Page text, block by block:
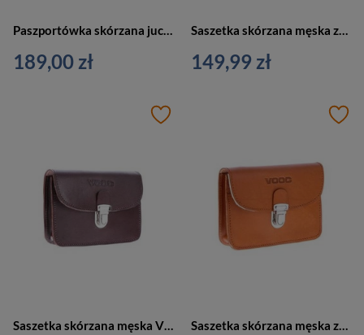
Paszportówka skórzana juchtowa unisex VOOC P19 saszetka na ramię do paska koniakowa
189,00 zł
Saszetka skórzana męska ze skóry naturalnej juchtowej VOOC P11 nerka do paska naturalna
149,99 zł